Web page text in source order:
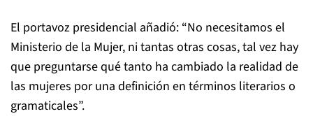
El portavoz presidencial añadió: “No necesitamos el
Ministerio de la Mujer, ni tantas otras cosas, tal vez hay
que preguntarse qué tanto ha cambiado la realidad de
las mujeres por una definición en términos literarios o
gramaticales”.